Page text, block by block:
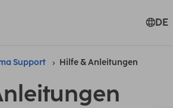
DE
Support Hilfe & Anleitungen